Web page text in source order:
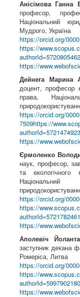
Анісімова Ганна
професор,
Національний
Мудрого, Україна
https://orcid.org/
https://
https://
Дейнега Марина
доцент, професор
права,
https://orcid.org/
7509https://
https://
Єрмоленко
наук, професор,
та
https://orcid.org/
https://
https://
Аполевіч Йоланта
заступник декана
Ромеріса, Литва
https://orcid.org/
https://
https://